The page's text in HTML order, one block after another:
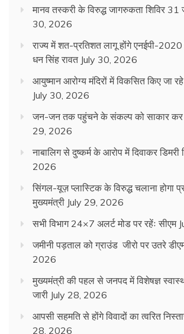
मानव तस्करी के विरुद्ध जागरुकता शिविर 31
30, 2026
राज्य में शत-प्रतिशत लागू होंगे एनईपी-2020
धन सिंह रावत July 30, 2026
आयुष्मान आरोग्य मंदिरों में विकसित किए जा
July 30, 2026
जन-जन तक पहुंचने के संकल्प को साकार कर
29, 2026
नाबालिग से दुष्कर्म के आरोप में दिवाकर डिमरी
2026
सिंगल-यूज़ प्लास्टिक के विरुद्ध चलाना होगा
मुख्यमंत्री July 29, 2026
सभी विभाग 24×7 अलर्ट मोड पर रहेंः सीएम
जमीनी पड़ताल को ग्राउंड जीरो पर उतरे
2026
मुख्यमंत्री की पहल से जनपद में विशेषज्ञ
जारी July 28, 2026
आपसी सहमति से होंगे विवादों का त्वरित
28, 2026